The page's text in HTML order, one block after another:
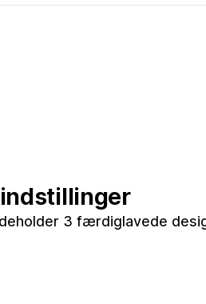
3 færdiglavede